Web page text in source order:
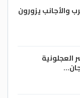
والأجانب يزورون
العجلونية